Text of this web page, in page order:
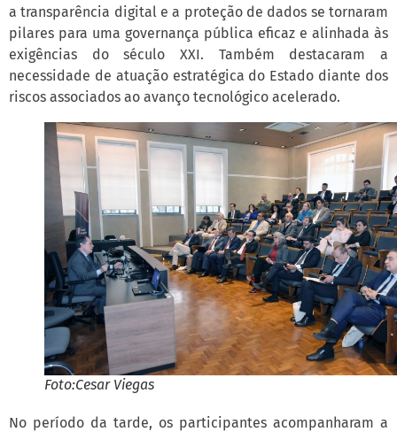
a transparência digital e a proteção de dados se tornaram
pilares para uma governança pública eficaz e alinhada às
exigências do século XXI. Também destacaram a
necessidade de atuação estratégica do Estado diante dos
riscos associados ao avanço tecnológico acelerado.
Foto:Cesar Viegas
No período da tarde, os participantes acompanharam a